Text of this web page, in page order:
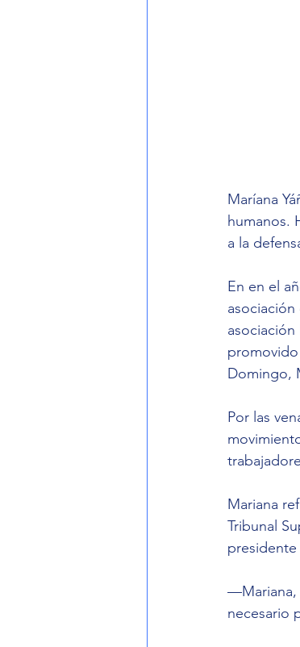
Maríana
humanos.
a la
En en el
promovido
Domingo,
Por las
Mariana
Tribunal
—Mariana,
necesario